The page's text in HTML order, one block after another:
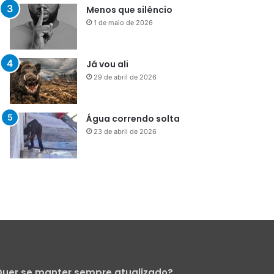
Menos que silêncio
1 de maio de 2026
Já vou ali
29 de abril de 2026
Água correndo solta
23 de abril de 2026